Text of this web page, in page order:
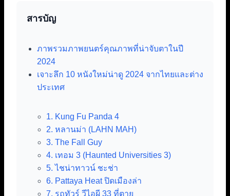
สารบัญ
ภาพรวมภาพยนตร์คุณภาพที่น่าจับตาในปี
2024
เจาะลึก 10 หนังใหม่น่าดู 2024 จากไทยและต่าง
ประเทศ
1. Kung Fu Panda 4
2. หลานม่า (LAHN MAH)
3. The Fall Guy
4. เทอม 3 (Haunted Universities 3)
5. ไชน่าทาวน์ ชะช่า
6. Pattaya Heat ปิดเมืองล่า
7. รถทัวร์ วีไอผี 33 ที่ตาย